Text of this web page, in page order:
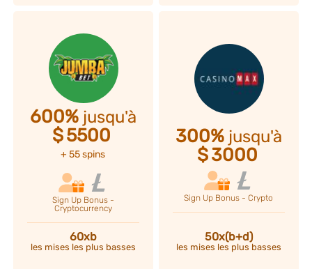
600%jusqu'à
$5500
+ 55 spins
Sign Up Bonus -
Cryptocurrency
60xb
les mises les plus basses
300%jusqu'à
$3000
Sign Up Bonus - Crypto
50x(b+d)
les mises les plus basses